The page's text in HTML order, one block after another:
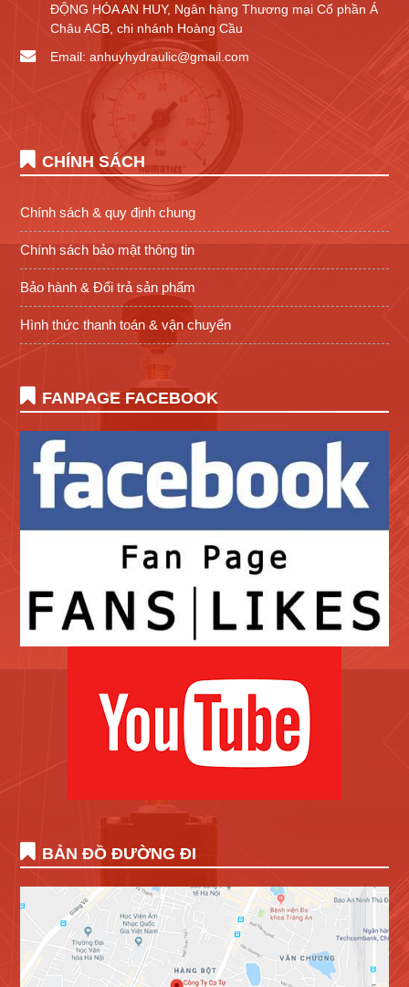
ĐỘNG HÓA AN HUY, Ngân hàng Thương mại Cổ phần Á
Châu ACB, chi nhánh Hoàng Cầu
Email: anhuyhydraulic@gmail.com
CHÍNH SÁCH
Chính sách & quy định chung
Chính sách bảo mật thông tin
Bảo hành & Đổi trả sản phẩm
Hình thức thanh toán & vận chuyển
FANPAGE FACEBOOK
BẢN ĐỒ ĐƯỜNG ĐI